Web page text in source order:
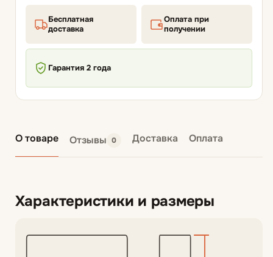
Бесплатная
доставка
Оплата при
получении
Гарантия 2 года
О товаре Отзывы 0 Доставка Оплата
Характеристики и размеры